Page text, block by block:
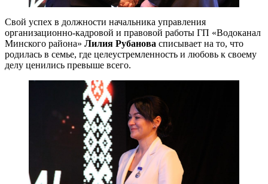
Свой успех в должности начальника управления
организационно-кадровой и правовой работы ГП «Водоканал
Минского района» Лилия Рубанова списывает на то, что
родилась в семье, где целеустремленность и любовь к своему
делу ценились превыше всего.